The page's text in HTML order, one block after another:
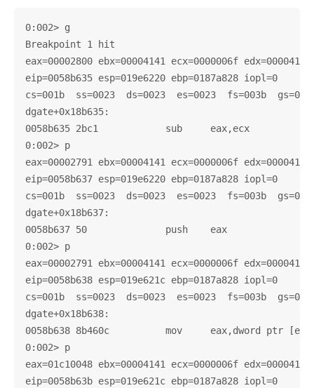
0:002> g
Breakpoint 1 hit
eax=00002800 ebx=00004141 ecx=0000006f
eip=0058b635 esp=019e6220 ebp=0187a828 iopl=0
cs=001b  ss=0023  ds=0023  es=0023  fs=003b
dgate+0x18b635:
0058b635 2bc1            sub     eax,ecx
0:002> p
eax=00002791 ebx=00004141 ecx=0000006f
eip=0058b637 esp=019e6220 ebp=0187a828 iopl=0
cs=001b  ss=0023  ds=0023  es=0023  fs=003b
dgate+0x18b637:
0058b637 50              push    eax
0:002> p
eax=00002791 ebx=00004141 ecx=0000006f
eip=0058b638 esp=019e621c ebp=0187a828 iopl=0
cs=001b  ss=0023  ds=0023  es=0023  fs=003b
dgate+0x18b638:
0058b638 8b460c          mov     eax,dword ptr
0:002> p
eax=01c10048 ebx=00004141 ecx=0000006f
eip=0058b63b esp=019e621c ebp=0187a828 iopl=0